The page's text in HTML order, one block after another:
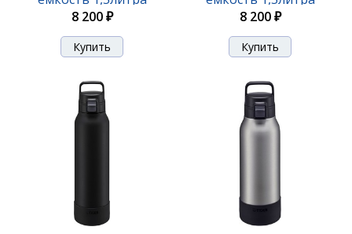
моется. Процесс создания вакуума в колбе
происходит при температуре 500°С, что позволяет
избежать деформаций.
обеспечивает отражение тепловой энергии
вовнутрь емкости, что позволяет при компактных
размерах термоса достаточно долго сохранять
8 200 ₽
8 200 ₽